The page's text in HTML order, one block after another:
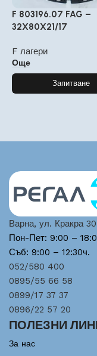
F 803196.07 FAG –
32X80X21/17
F лагери
Още
Запитване
Варна, ул. Кракра 30
Пон-Пет: 9:00 –
Съб: 9:00 – 12:30ч.
052/580 400
0895/55 66 58
0899/17 37 37
0896/22 57 20
ПОЛЕЗНИ
За нас